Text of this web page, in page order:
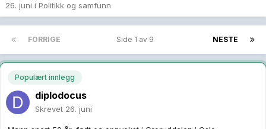
26. juni i Politikk og samfunn
FORRIGE NESTE
Side 1 av 9
Populært innlegg
diplodocus
Skrevet 26. juni